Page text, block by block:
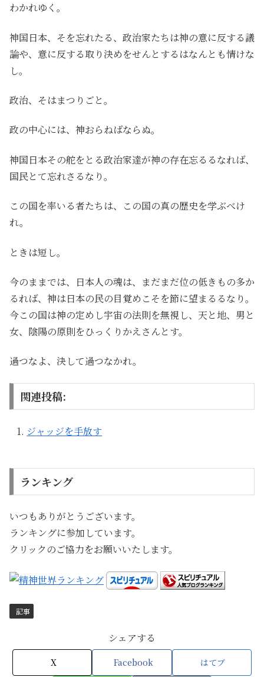
わかれゆく。
神国日本、そを忘れたる、政治家たちは神の意に反する議
論や、意に反する取り決めをせんとするはなんとも情けな
し。
政治、そはまつりごと。
政の中心には、神おらねばならぬ。
神国日本その舵をとる政治家達が神の存在忘るるなれば、
国民とて忘れさるなり。
この国を率いる者たちは、この国の真の歴史を学ぶべけ
れ。
ときは短し。
今のままでは、日本人の魂は、まだまだ位の低きもの多か
るれば、神は日本の民の目覚めこそを節に望まるるなり。
今この国は神の定めし宇宙の法則を無視し、天と地、男と
女、陰陽の原則をひっくりかえさんとす。
過つなよ、決して過つなかれ。
関連投稿:
ジャッジを手放す
ランキング
いつもありがとうございます。
ランキングに参加しています。
クリックのご協力をお願いいたします。
記事
シェアする
X Facebook はてブ